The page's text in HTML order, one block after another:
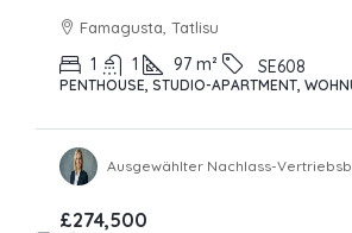
Famagusta, Tatlisu
1 1 97 m² SE608
PENTHOUSE, STUDIO-APARTMENT,
Ausgewählter Nachlass-
£274,500